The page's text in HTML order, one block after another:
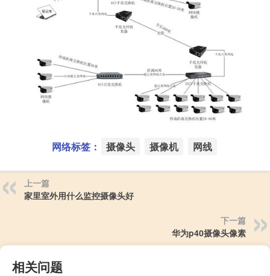
网络标签： 摄像头 摄像机 网线
上一篇
家里室外用什么监控摄像头好
下一篇
华为p40摄像头像素
相关问题